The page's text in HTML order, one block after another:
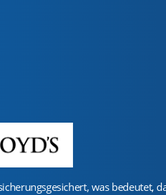
was bedeutet,